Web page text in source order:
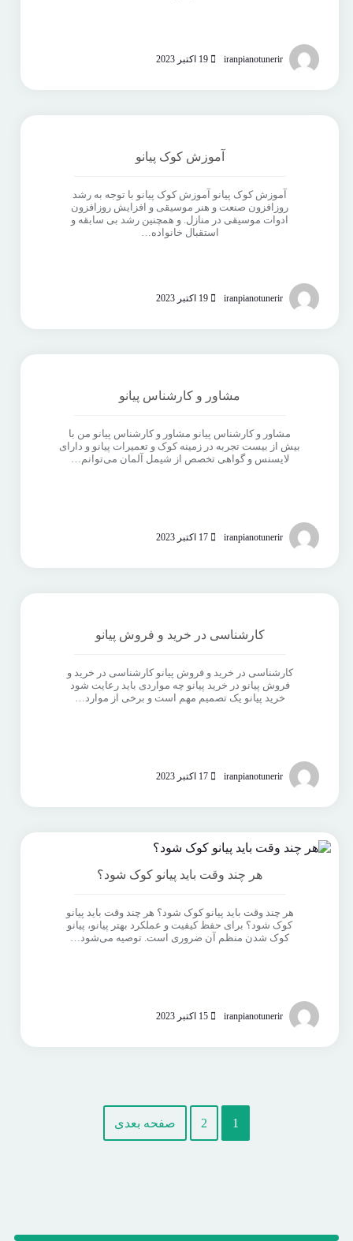
iranpianotunerir
آموزش کوک پیانو
آموزش کوک پیانو آموزش کوک پیانو با توجه به رشد
روزافزون صنعت و هنر موسیقی و افزایش روزافزون
ادوات موسیقی در منازل. و همچنین رشد بی سابقه و
استقبال خانواده…
iranpianotunerir
مشاور و کارشناس پیانو
مشاور و کارشناس پیانو مشاور و کارشناس پیانو من با
بیش از بیست تجربه در زمینه کوک و تعمیرات پیانو و دارای
لایسنس و گواهی تخصص از شیمل آلمان می‌توانم…
iranpianotunerir
کارشناسی در خرید و فروش پیانو
کارشناسی در خرید و فروش پیانو کارشناسی در خرید و
فروش پیانو در خرید پیانو چه مواردی باید رعایت شود
خرید پیانو یک تصمیم مهم است و برخی از موارد…
iranpianotunerir
هر چند وقت باید پیانو کوک شود؟
هر چند وقت باید پیانو کوک شود؟ هر چند وقت باید پیانو
کوک شود؟ برای حفظ کیفیت و عملکرد بهتر پیانو، پیانو
کوک شدن منظم آن ضروری است. توصیه می‌شود…
iranpianotunerir
1
2 صفحه بعدی